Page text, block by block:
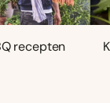
recepten